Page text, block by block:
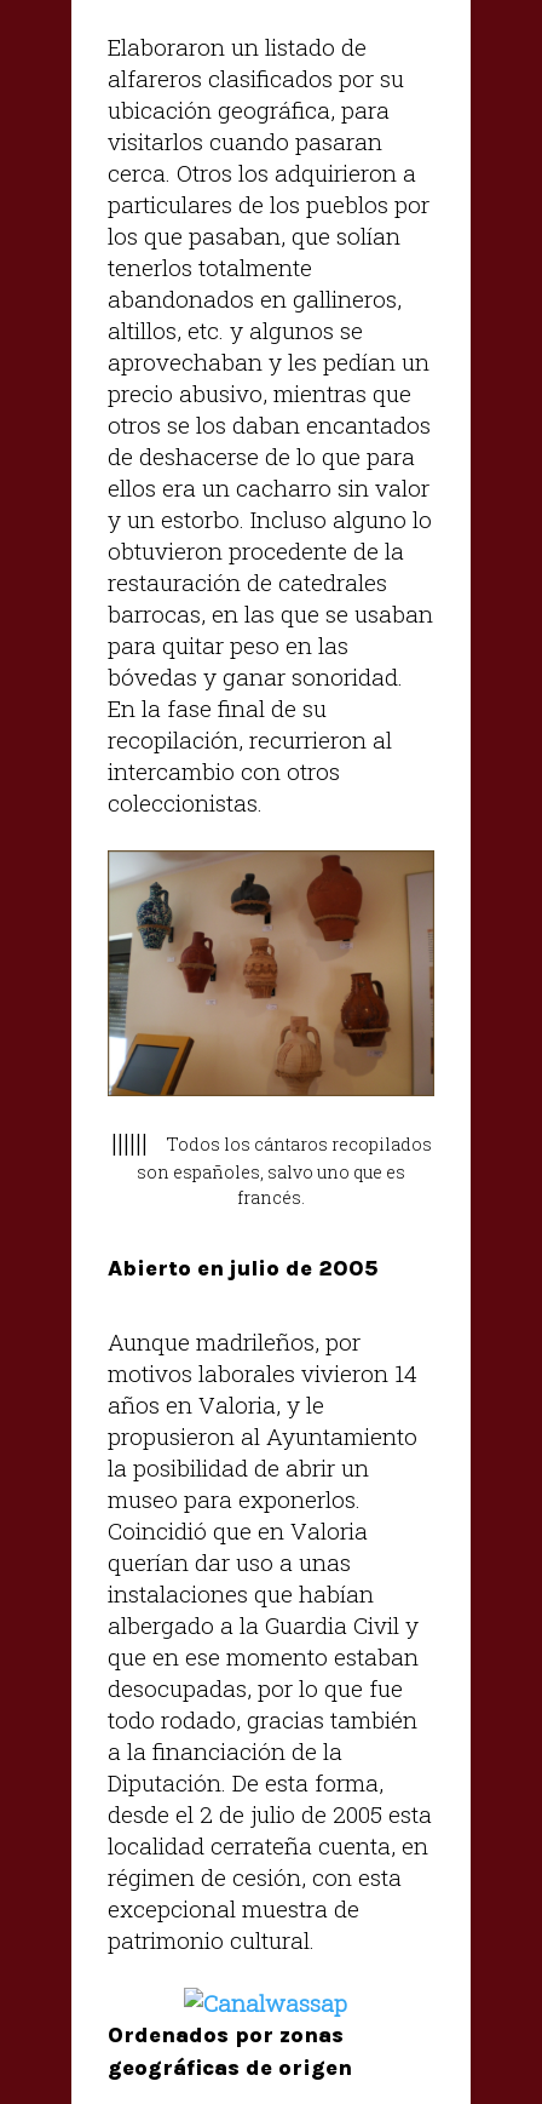
Elaboraron un listado de
alfareros clasificados por su
ubicación geográfica, para
visitarlos cuando pasaran
cerca. Otros los adquirieron a
particulares de los pueblos por
los que pasaban, que solían
tenerlos totalmente
abandonados en gallineros,
altillos, etc. y algunos se
aprovechaban y les pedían un
precio abusivo, mientras que
otros se los daban encantados
de deshacerse de lo que para
ellos era un cacharro sin valor
y un estorbo. Incluso alguno lo
obtuvieron procedente de la
restauración de catedrales
barrocas, en las que se usaban
para quitar peso en las
bóvedas y ganar sonoridad.
En la fase final de su
recopilación, recurrieron al
intercambio con otros
coleccionistas.
Todos los cántaros recopilados
son españoles, salvo uno que es
francés.
Abierto en julio de 2005
Aunque madrileños, por
motivos laborales vivieron 14
años en Valoria, y le
propusieron al Ayuntamiento
la posibilidad de abrir un
museo para exponerlos.
Coincidió que en Valoria
querían dar uso a unas
instalaciones que habían
albergado a la Guardia Civil y
que en ese momento estaban
desocupadas, por lo que fue
todo rodado, gracias también
a la financiación de la
Diputación. De esta forma,
desde el 2 de julio de 2005 esta
localidad cerrateña cuenta, en
régimen de cesión, con esta
excepcional muestra de
patrimonio cultural.
Ordenados por zonas
geográficas de origen